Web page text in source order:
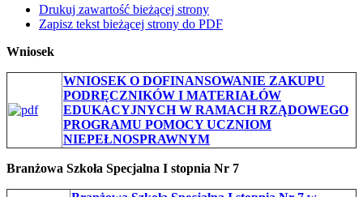
Drukuj zawartość bieżącej strony
Zapisz tekst bieżącej strony do PDF
Wniosek
WNIOSEK O DOFINANSOWANIE ZAKUPU
PODRĘCZNIKÓW I MATERIAŁÓW
EDUKACYJNYCH W RAMACH RZĄDOWEGO
PROGRAMU POMOCY UCZNIOM
NIEPEŁNOSPRAWNYM
Branżowa Szkoła Specjalna I stopnia Nr 7